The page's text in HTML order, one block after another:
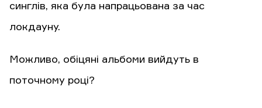
синглів, яка була напрацьована за час
локдауну.
Можливо, обіцяні альбоми вийдуть в
поточному році?